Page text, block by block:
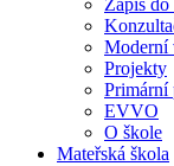
Moderní
Projekty
Primární
EVVO
O škole
Mateřská škola